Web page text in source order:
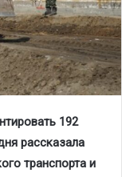
192
рассказала
транспорта и